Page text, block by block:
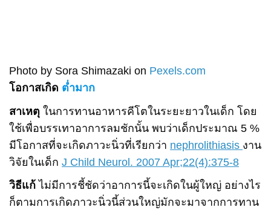
Photo by Sora Shimazaki on Pexels.com
โอกาสเกิด ต่ำมาก
สาเหตุ ในการทานอาหารคีโตในระยะยาวในเด็ก โดย
ใช้เพื่อบรรเทาอาการลมชักนั้น พบว่าเด็กประมาณ 5 %
มีโอกาสที่จะเกิดภาวะนิ่วที่เรียกว่า nephrolithiasis งาน
วิจัยในเด็ก J Child Neurol. 2007 Apr;22(4):375-8
วิธีแก้ ไม่มีการชี้ชัดว่าอาการนี้จะเกิดในผู้ใหญ่ อย่างไร
ก็ตามการเกิดภาวะนิ่วนี้ส่วนใหญ่มักจะมาจากการทาน